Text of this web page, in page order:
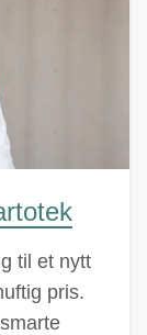
til et nytt
pris.